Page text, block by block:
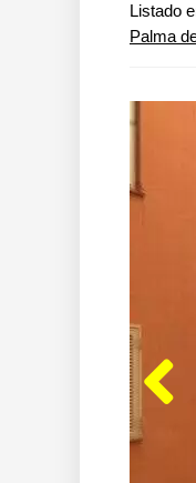
Listado
Palma